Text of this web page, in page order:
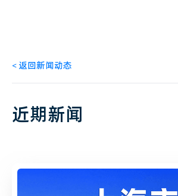
< 返回新闻动态
近期新闻